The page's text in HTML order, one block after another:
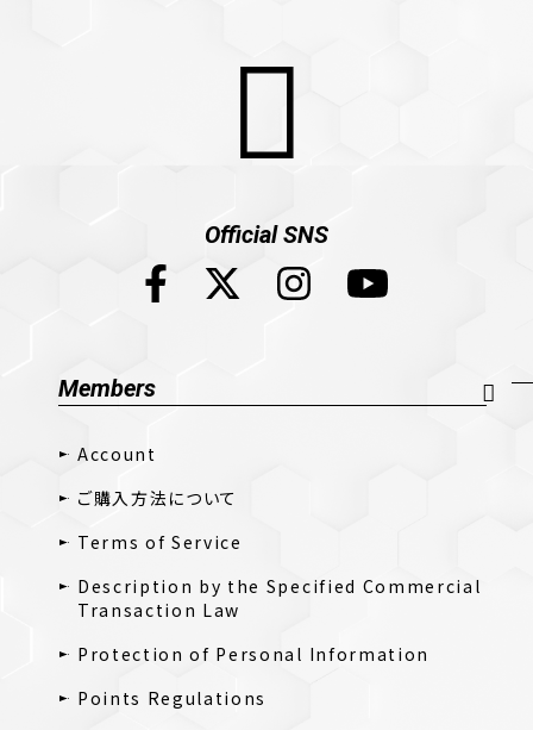
Official SNS
Members
Account
ご購入方法について
Terms of Service
Description by the Specified Commercial
Transaction Law
Protection of Personal Information
Points Regulations